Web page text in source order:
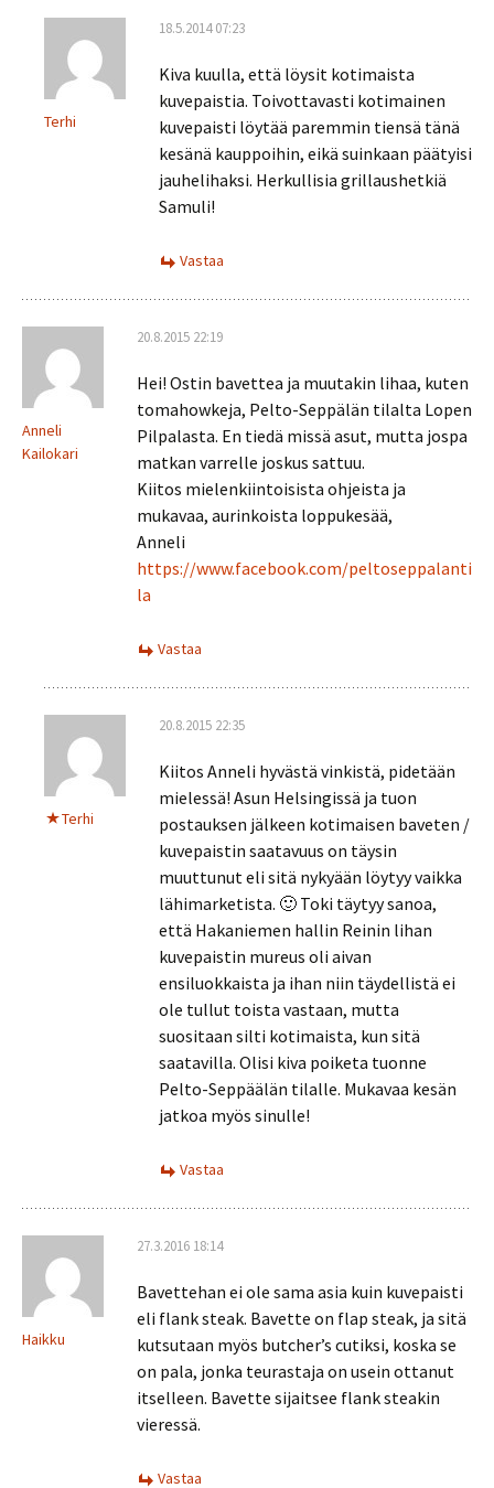
Terhi
18.5.2014 07:23
Kiva kuulla, että löysit kotimaista
kuvepaistia. Toivottavasti kotimainen
kuvepaisti löytää paremmin tiensä tänä
kesänä kauppoihin, eikä suinkaan päätyisi
jauhelihaksi. Herkullisia grillaushetkiä
Samuli!
Vastaa
Anneli
Kailokari
20.8.2015 22:19
Hei! Ostin bavettea ja muutakin lihaa, kuten
tomahowkeja, Pelto-Seppälän tilalta Lopen
Pilpalasta. En tiedä missä asut, mutta jospa
matkan varrelle joskus sattuu.
Kiitos mielenkiintoisista ohjeista ja
mukavaa, aurinkoista loppukesää,
Anneli
https://www.facebook.com/peltoseppalanti
la
Vastaa
Terhi
20.8.2015 22:35
Kiitos Anneli hyvästä vinkistä, pidetään
mielessä! Asun Helsingissä ja tuon
postauksen jälkeen kotimaisen baveten /
kuvepaistin saatavuus on täysin
muuttunut eli sitä nykyään löytyy vaikka
lähimarketista. 🙂 Toki täytyy sanoa,
että Hakaniemen hallin Reinin lihan
kuvepaistin mureus oli aivan
ensiluokkaista ja ihan niin täydellistä ei
ole tullut toista vastaan, mutta
suositaan silti kotimaista, kun sitä
saatavilla. Olisi kiva poiketa tuonne
Pelto-Seppäälän tilalle. Mukavaa kesän
jatkoa myös sinulle!
Vastaa
Haikku
27.3.2016 18:14
Bavettehan ei ole sama asia kuin kuvepaisti
eli flank steak. Bavette on flap steak, ja sitä
kutsutaan myös butcher’s cutiksi, koska se
on pala, jonka teurastaja on usein ottanut
itselleen. Bavette sijaitsee flank steakin
vieressä.
Vastaa